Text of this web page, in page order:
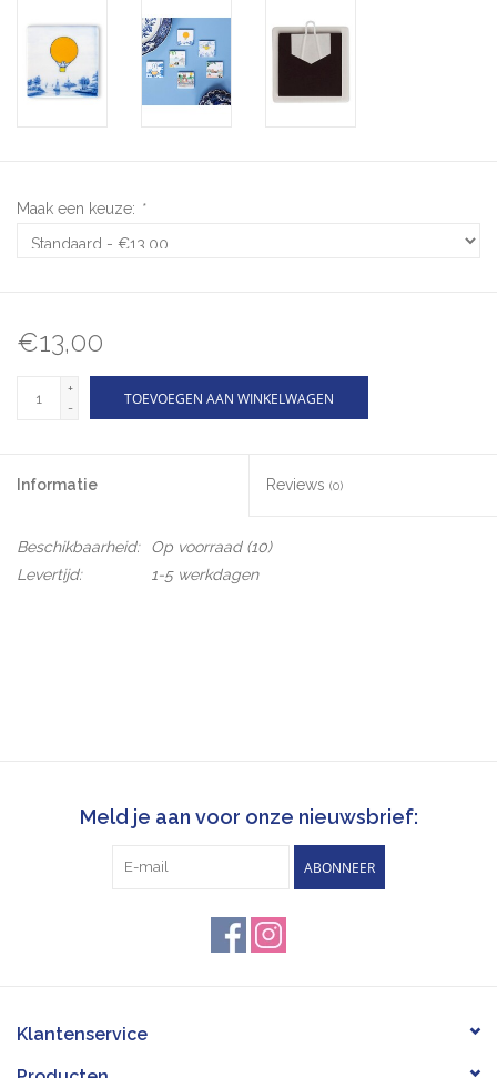
Maak een keuze: *
€13,00
+
-
TOEVOEGEN AAN WINKELWAGEN
Informatie Reviews (0)
Beschikbaarheid: Op voorraad(10)
Levertijd:
1-5 werkdagen
Meld je aan voor onze nieuwsbrief:
ABONNEER
Klantenservice